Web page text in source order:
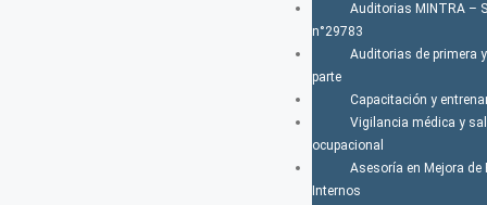
Auditorias MINTRA –
n°29783
Auditorias de primera
parte
Capacitación y
Vigilancia médica y
ocupacional
Asesoría en Mejora de
Internos